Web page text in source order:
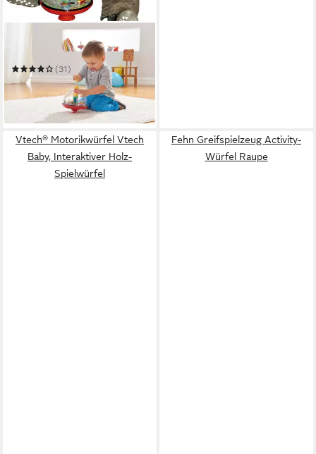
Kreisel Eisenbahn
(31)
30,36 € UVP39,99 €
-24%
in 6-8 Werktagen bei dir
Vtech® Motorikwürfel Vtech
Baby, Interaktiver Holz-
Spielwürfel
Fehn Greifspielzeug Activity-
Würfel Raupe